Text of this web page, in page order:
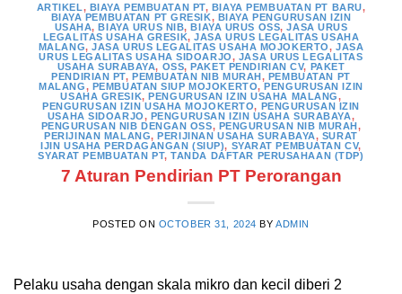
ARTIKEL, BIAYA PEMBUATAN PT, BIAYA PEMBUATAN PT BARU,
BIAYA PEMBUATAN PT GRESIK, BIAYA PENGURUSAN IZIN
USAHA,BIAYA URUS NIB,BIAYA URUS OSS,JASA URUS
LEGALITAS USAHA GRESIK,JASA URUS LEGALITAS USAHA
MALANG,JASA URUS LEGALITAS USAHA MOJOKERTO, JASA
URUS LEGALITAS USAHA SIDOARJO, JASA URUS LEGALITAS
USAHA SURABAYA, OSS,PAKET PENDIRIAN CV, PAKET
PENDIRIAN PT,PEMBUATAN NIB MURAH, PEMBUATAN PT
MALANG, PEMBUATAN SIUP MOJOKERTO,PENGURUSAN IZIN
USAHA GRESIK,PENGURUSAN IZIN USAHA MALANG,
PENGURUSAN IZIN USAHA MOJOKERTO, PENGURUSAN IZIN
USAHA SIDOARJO, PENGURUSAN IZIN USAHA SURABAYA,
PENGURUSAN NIB DENGAN OSS, PENGURUSAN NIB MURAH,
PERIJINAN MALANG,PERIJINAN USAHA SURABAYA, SURAT
IJIN USAHA PERDAGANGAN (SIUP), SYARAT PEMBUATAN CV,
SYARAT PEMBUATAN PT,TANDA DAFTAR PERUSAHAAN (TDP)
7 Aturan Pendirian PT Perorangan
POSTED ON OCTOBER 31, 2024 BY ADMIN
Pelaku usaha dengan skala mikro dan kecil diberi 2